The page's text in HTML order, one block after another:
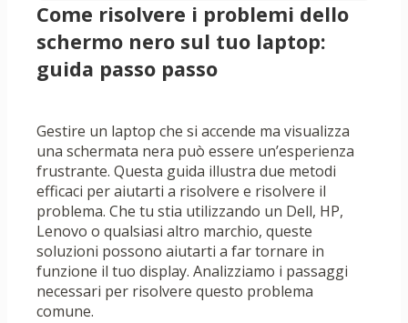
Come risolvere i problemi dello
schermo nero sul tuo laptop:
guida passo passo
Gestire un laptop che si accende ma visualizza
una schermata nera può essere un’esperienza
frustrante. Questa guida illustra due metodi
efficaci per aiutarti a risolvere e risolvere il
problema. Che tu stia utilizzando un Dell, HP,
Lenovo o qualsiasi altro marchio, queste
soluzioni possono aiutarti a far tornare in
funzione il tuo display. Analizziamo i passaggi
necessari per risolvere questo problema
comune.